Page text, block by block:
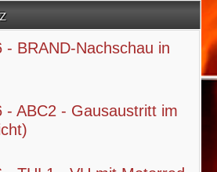
- BRAND-Nachschau in
- ABC2 - Gausaustritt im